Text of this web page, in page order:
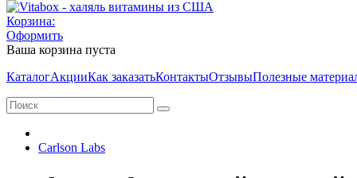
Корзина:
Оформить
Ваша корзина пуста
КаталогАкцииКак заказатьКонтактыОтзывыПолезные
Carlson Labs